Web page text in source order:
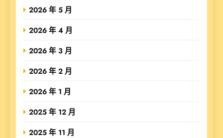
2026 年 5 月
2026 年 4 月
2026 年 3 月
2026 年 2 月
2026 年 1 月
2025 年 12 月
2025 年 11 月